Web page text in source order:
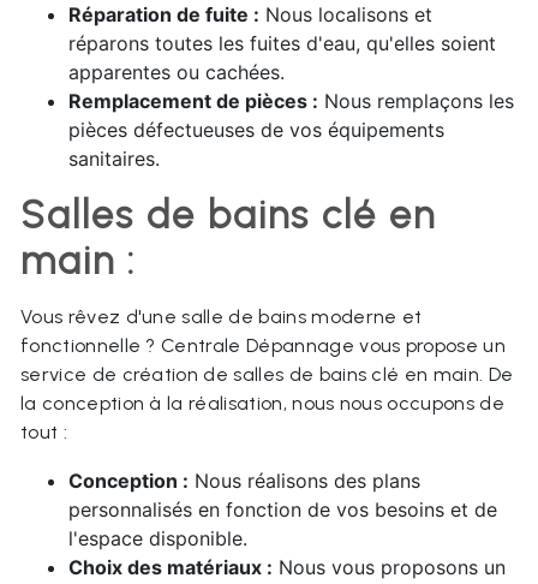
Réparation de fuite : Nous localisons et
réparons toutes les fuites d'eau, qu'elles soient
apparentes ou cachées.
Remplacement de pièces : Nous remplaçons les
pièces défectueuses de vos équipements
sanitaires.
Salles de bains clé en
main :
Vous rêvez d'une salle de bains moderne et
fonctionnelle ? Centrale Dépannage vous propose un
service de création de salles de bains clé en main. De
la conception à la réalisation, nous nous occupons de
tout :
Conception : Nous réalisons des plans
personnalisés en fonction de vos besoins et de
l'espace disponible.
Choix des matériaux : Nous vous proposons un